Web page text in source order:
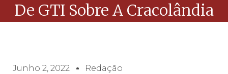
De GTI Sobre A Cracolândia
Junho 2, 2022 Redação